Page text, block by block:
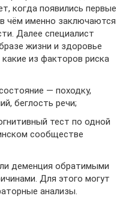
когда появились первые
чём именно заключаются
Далее специалист
жизни и здоровье
из факторов риска
— походку,
беглость речи;
тест по одной
сообществе
деменция обратимыми
Для этого могут
анализы.